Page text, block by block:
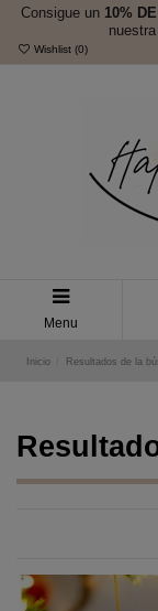
Consigue un 10%
Wishlist (0)
Menu
Inicio Resultados de la